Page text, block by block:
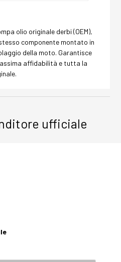
olio originale derbi (OEM),
componente montato in
della moto. Garantisce
affidabilità e tutta la
ufficiale